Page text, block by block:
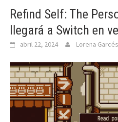
Refind Self: The
llegará a Switch en
abril 22, 2024 Lorena